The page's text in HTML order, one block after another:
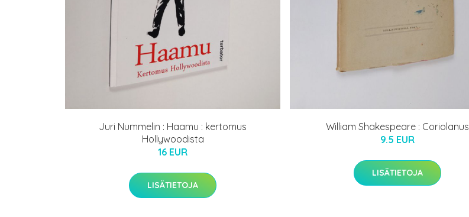
Juri Nummelin : Haamu : kertomus
Hollywoodista
16 EUR
LISÄTIETOJA
William Shakespeare : Coriolanus
9.5 EUR
LISÄTIETOJA